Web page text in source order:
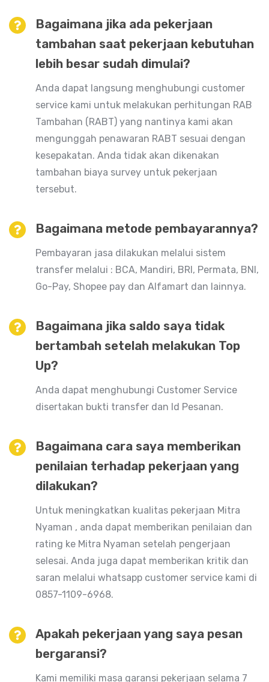
Bagaimana jika ada pekerjaan
tambahan saat pekerjaan kebutuhan
lebih besar sudah dimulai?
Anda dapat langsung menghubungi customer
service kami untuk melakukan perhitungan RAB
Tambahan (RABT) yang nantinya kami akan
mengunggah penawaran RABT sesuai dengan
kesepakatan. Anda tidak akan dikenakan
tambahan biaya survey untuk pekerjaan
tersebut.
Bagaimana metode pembayarannya?
Pembayaran jasa dilakukan melalui sistem
transfer melalui : BCA, Mandiri, BRI, Permata, BNI,
Go-Pay, Shopee pay dan Alfamart dan lainnya.
Bagaimana jika saldo saya tidak
bertambah setelah melakukan Top
Up?
Anda dapat menghubungi Customer Service
disertakan bukti transfer dan Id Pesanan.
Bagaimana cara saya memberikan
penilaian terhadap pekerjaan yang
dilakukan?
Untuk meningkatkan kualitas pekerjaan Mitra
Nyaman , anda dapat memberikan penilaian dan
rating ke Mitra Nyaman setelah pengerjaan
selesai. Anda juga dapat memberikan kritik dan
saran melalui whatsapp customer service kami di
0857-1109-6968.
Apakah pekerjaan yang saya pesan
bergaransi?
Kami memiliki masa garansi pekerjaan selama 7